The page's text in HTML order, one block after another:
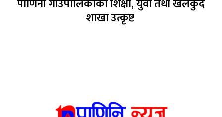
पाणिनी गाउँपालिकाको शिक्षा, युवा तथा खेलकुद
शाखा उत्कृष्ट